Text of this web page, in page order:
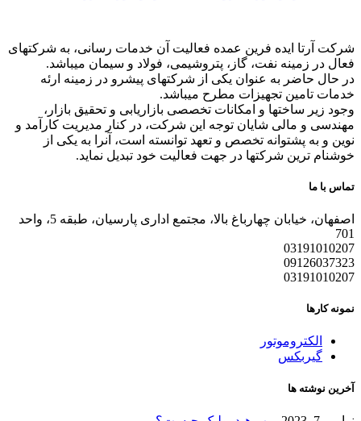
شرکت آرتا ایده فرین عمده فعالیت آن خدمات رسانی، به شرکتهای
فعال در زمینه نفت، گاز، پتروشیمی، فولاد و سیمان میباشد.
در حال حاضر به عنوان یکی از شرکتهای پیشرو در زمینه ارئه
خدمات تامین تجهیزات مطرح میباشد.
وجود زیر ساختها و امکانات تخصصی بازاریابی و تحقیق بازار،
مهندسی و مالی شایان توجه این شرکت، در کنار مدیریت کارآمد و
نوین و به پشتوانه تخصص و تعهد توانسته است، آنرا به یکی از
خوشنام ترین شرکتها در جهت فعالیت خود تبدیل نماید.
تماس با ما
اصفهان، خیابان چهارباغ بالا، مجتمع اداری پارسیان، طبقه 5، واحد
701
03191010207
09126037323
03191010207
نمونه کارها
الکتروموتور
گیربکس
آخرین نوشته ها